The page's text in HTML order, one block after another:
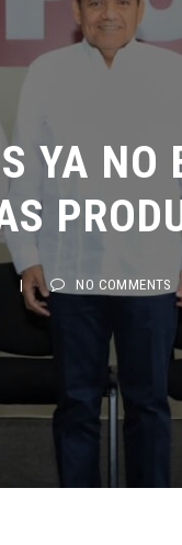
NO
|